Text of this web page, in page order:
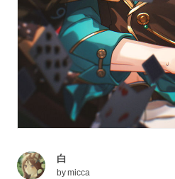
白
bymicca